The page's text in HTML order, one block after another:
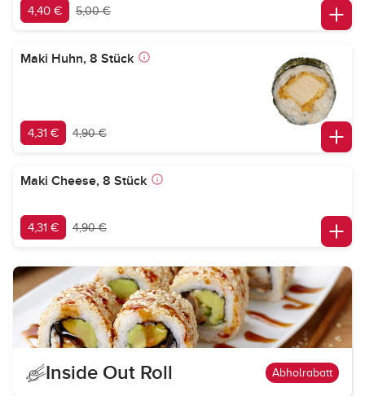
4,40 € 5,00 €
Maki Huhn, 8 Stück
4,31 € 4,90 €
Maki Cheese, 8 Stück
4,31 € 4,90 €
Inside Out Roll Abholrabatt